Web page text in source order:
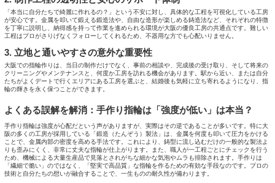
「本当に自分たちで綺麗に作れるの？」という不安に対し、具体的な工程を可視化している工房
が安心です。金属を叩いて鍛える鍛造法や、自由な造形が楽しめる鋳造法など、それぞれの特徴
を丁寧に説明し、納得感を持って作業を進められる環境が大阪の優良工房の共通点です。難しい
工程はプロがさりげなくフォローしてくれるため、不器用な方でも心配いりません。
3. 立地と通いやすさの意外な重要性
大阪での指輪作りは、当日の制作だけでなく、事前の相談や、完成後の受け取り、そして将来の
クリーニングやメンテナンスと、何度か工房を訪れる機会があります。駅から近い、または自分
たちがよくデートで行くエリアにある工房を選ぶと、結婚後も気軽に立ち寄れるようになり、指
輪の輝きを永く保つことができます。
よくある誤解を解消：手作り指輪は「強度が低い」は本当？
手作り指輪は強度が心配だという声がありますが、実際はその逆であることが多いです。特に大
阪の多くの工房が採用している「鍛造（たんぞう）製法」は、金属を何度も叩いて圧力をかける
ことで、金属内部の密度を高める手法です。これにより、鋳型に流し込むだけの一般的な製法よ
りも歪みにくく、非常に丈夫な指輪が仕上がります。また、職人が一工程ごとにチェックを行う
ため、機械による大量生産品で見落とされがちな細かな気泡やムラも排除されます。手作りは
「繊細で脆い」のではなく、「堅実で高品質」な指輪を作るための有効な手段なのです。プロの
技術と自分たちの想いが融合することで、一生ものの耐久性が備わります。